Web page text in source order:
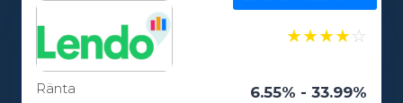
★★★★☆
Ränta 6.55% - 33.99%